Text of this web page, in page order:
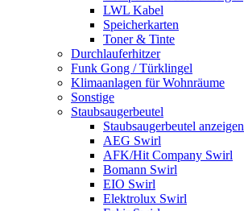
LWL Kabel
Speicherkarten
Toner & Tinte
Durchlauferhitzer
Funk Gong / Türklingel
Klimaanlagen für Wohnräume
Sonstige
Staubsaugerbeutel
Staubsaugerbeutel anzeigen
AEG Swirl
AFK/Hit Company Swirl
Bomann Swirl
EIO Swirl
Elektrolux Swirl